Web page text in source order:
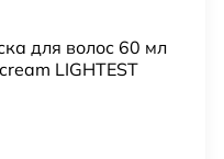
для волос 60 мл
LIGHTEST